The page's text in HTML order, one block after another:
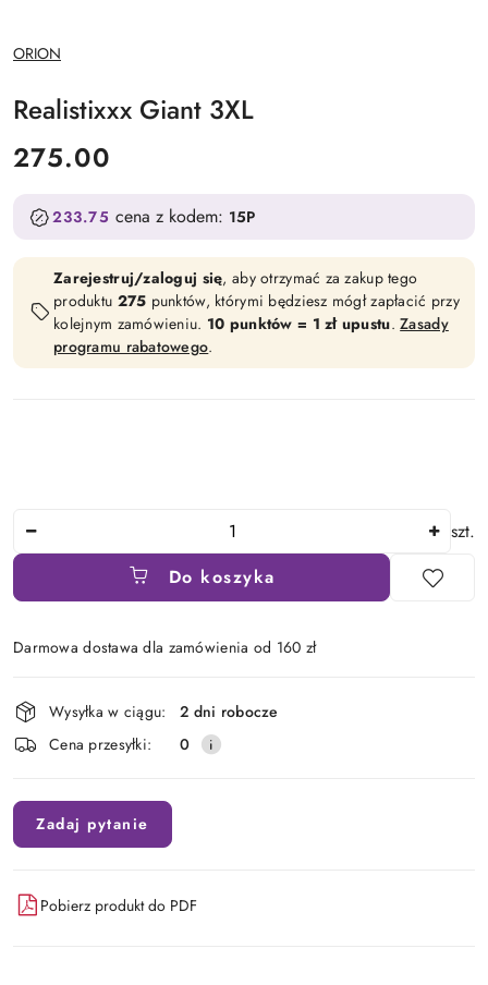
NAZWA
PRODUCENTA:
ORION
Realistixxx Giant 3XL
cena:
275.00
233.75 cena z kodem: 15P
Zarejestruj/zaloguj się, aby otrzymać za zakup tego
produktu 275 punktów, którymi będziesz mógł zapłacić przy
kolejnym zamówieniu. 10 punktów = 1 zł upustu.Zasady
programu rabatowego.
szt.
Do koszyka
Darmowa dostawa dla zamówienia od 160 zł
Dostępność
i
dostawa
Wysyłka w ciągu:
2 dni robocze
Cena przesyłki:
0
Zadaj pytanie
Pobierz produkt do PDF